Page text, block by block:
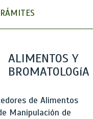
ALIMENTOS Y
BROMATOLOGíA
de Alimentos
Manipulación de